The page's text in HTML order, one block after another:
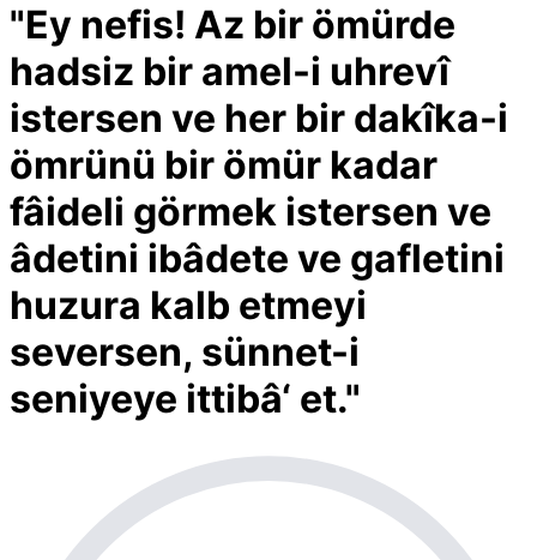
"Ey nefis! Az bir ömürde
hadsiz bir amel-i uhrevî
istersen ve her bir dakîka-i
ömrünü bir ömür kadar
fâideli görmek istersen ve
âdetini ibâdete ve gafletini
huzura kalb etmeyi
seversen, sünnet-i
seniyeye ittibâ‘ et."